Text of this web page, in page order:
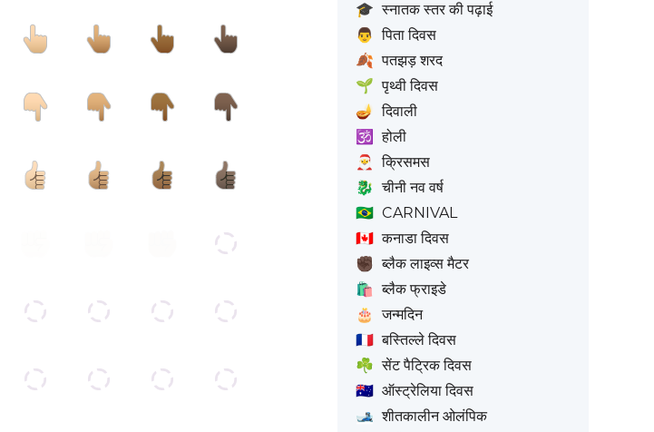
🎓 स्नातक स्तर की पढ़ाई
👨 पिता दिवस
🍂 पतझड़ शरद
🌱 पृथ्वी दिवस
🪔 दिवाली
🕉️
होली
🎅
क्रिसमस
🐉 चीनी नव वर्ष
🇧🇷 CARNIVAL
🇨🇦 कनाडा दिवस
✊🏿 ब्लैक लाइव्स मैटर
🛍️ ब्लैक फ्राइडे
🎂
जन्मदिन
🇫🇷 बस्तिल्ले दिवस
☘️ सेंट पैट्रिक दिवस
🇦🇺 ऑस्ट्रेलिया दिवस
🎿 शीतकालीन ओलंपिक